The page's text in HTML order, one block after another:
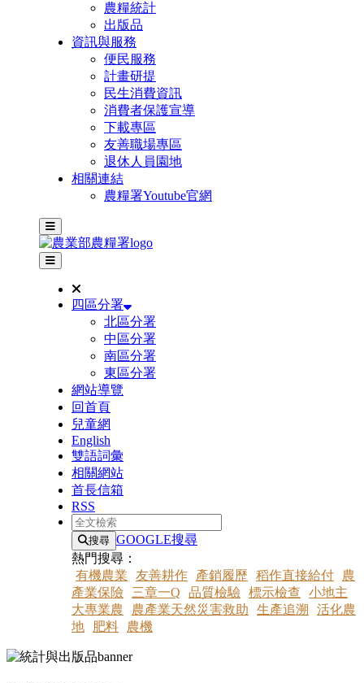
農糧統計
出版品
資訊與服務
便民服務
計畫研提
民生消費資訊
消費者保護宣導
下載專區
友善職場專區
退休人員園地
相關連結
農糧署Youtube官網
主選單
其他網站選單
四區分署
北區分署
中區分署
南區分署
東區分署
網站導覽
回首頁
兒童網
English
雙語詞彙
相關網站
首長信箱
RSS
全文檢索
搜尋 GOOGLE搜尋
熱門搜尋：
有機農業
友善耕作 產銷履歷 稻作直接給付
農
產業保險
三章一Q 品質檢驗 標示檢查
小地主
大專業農
農產業天然災害救助 生產追溯
活化農
地
肥料 農機